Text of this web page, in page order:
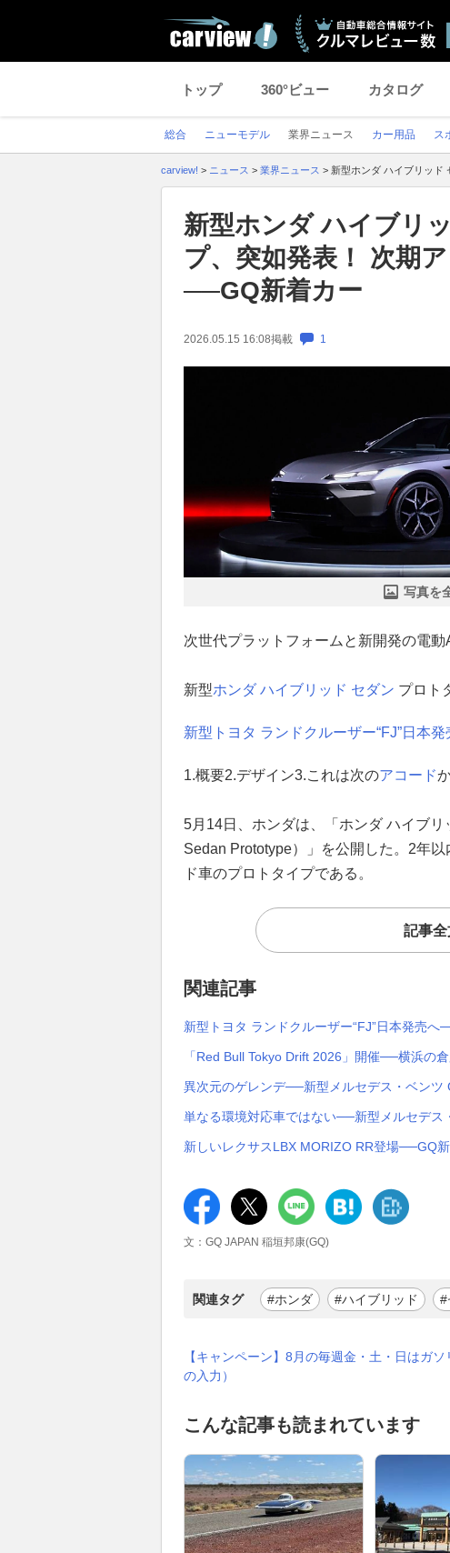
トップ 360°ビュー カタログ
総合 ニューモデル 業界ニュース カー用品 ス
carview! > ニュース > 業界ニュース > 新型ホンダ ハイブリッド
新型ホンダ ハイブリ
プ、突如発表！ 次期
──GQ新着カー
2026.05.15 16:08掲載 1
写真を
次世代プラットフォームと新開発の電動
新型ホンダ ハイブリッド セダン プロト
新型トヨタ ランドクルーザー“FJ”日本
1.概要2.デザイン3.これは次のアコード
5月14日、ホンダは、「ホンダ ハイブ
Sedan Prototype）」を公開した。2年
ド車のプロトタイプである。
記事
関連記事
新型トヨタ ランドクルーザー“FJ”日本発売へ
「Red Bull Tokyo Drift 2026」開催──横浜の
異次元のゲレンデ──新型メルセデス・ベン
単なる環境対応車ではない──新型メルセデ
新しいレクサスLBX MORIZO RR登場──GQ
文：GQ JAPAN 稲垣邦康(GQ)
関連タグ #ホンダ #ハイブリッド #
【キャンペーン】8月の毎週金・土・日はガ
の入力）
こんな記事も読まれています